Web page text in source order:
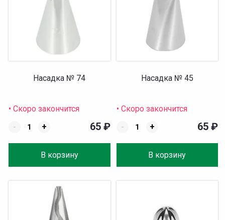
Насадка № 74
• Скоро закончится
-
+
В корзину
65 ₽
Насадка № 45
• Скоро закончится
-
+
В корзину
65 ₽